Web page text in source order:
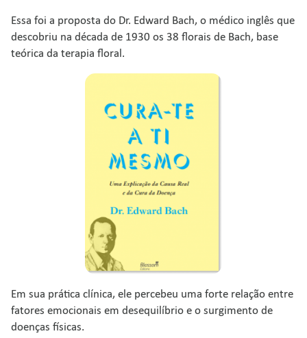
Essa foi a proposta do Dr. Edward Bach, o médico inglês que
descobriu na década de 1930 os 38 florais de Bach, base
teórica da terapia floral.
Em sua prática clínica, ele percebeu uma forte relação entre
fatores emocionais em desequilíbrio e o surgimento de
doenças físicas.